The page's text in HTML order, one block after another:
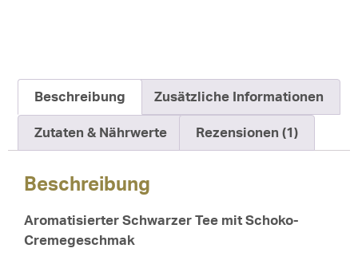
Beschreibung Zusätzliche Informationen
Zutaten & Nährwerte Rezensionen (1)
Beschreibung
Aromatisierter Schwarzer Tee mit Schoko-
Cremegeschmak